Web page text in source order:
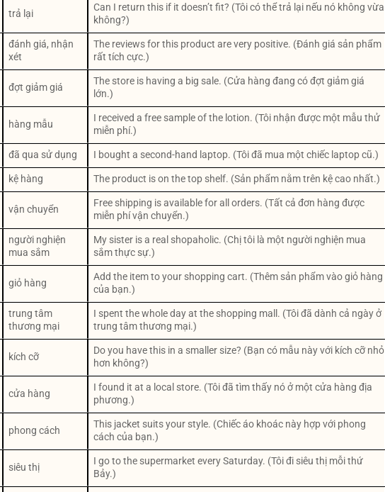
trả lại
Can I return this if it doesn’t fit? (Tôi có thể trả lại nếu nó không vừa
không?)
đánh giá, nhận
xét
The reviews for this product are very positive. (Đánh giá sản phẩm
rất tích cực.)
đợt giảm giá
The store is having a big sale. (Cửa hàng đang có đợt giảm giá
lớn.)
hàng mẫu
I received a free sample of the lotion. (Tôi nhận được một mẫu thử
miễn phí.)
đã qua sử dụng
I bought a second-hand laptop. (Tôi đã mua một chiếc laptop cũ.)
kệ hàng The product is on the top shelf. (Sản phẩm nằm trên kệ cao nhất.)
vận chuyển
Free shipping is available for all orders. (Tất cả đơn hàng được
miễn phí vận chuyển.)
người nghiện
mua sắm
My sister is a real shopaholic. (Chị tôi là một người nghiện mua
sắm thực sự.)
giỏ hàng
Add the item to your shopping cart. (Thêm sản phẩm vào giỏ hàng
của bạn.)
trung tâm
thương mại
I spent the whole day at the shopping mall. (Tôi đã dành cả ngày ở
trung tâm thương mại.)
kích cỡ
Do you have this in a smaller size? (Bạn có mẫu này với kích cỡ nhỏ
hơn không?)
cửa hàng
I found it at a local store. (Tôi đã tìm thấy nó ở một cửa hàng địa
phương.)
phong cách
This jacket suits your style. (Chiếc áo khoác này hợp với phong
cách của bạn.)
siêu thị
I go to the supermarket every Saturday. (Tôi đi siêu thị mỗi thứ
Bảy.)